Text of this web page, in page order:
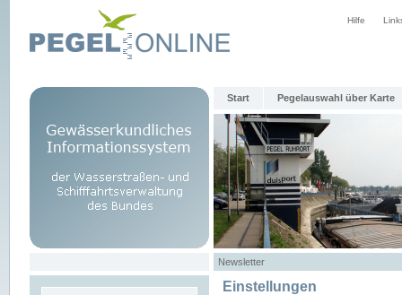
Hilfe
Start Pegelauswahl über Karte
Newsletter
Einstellungen